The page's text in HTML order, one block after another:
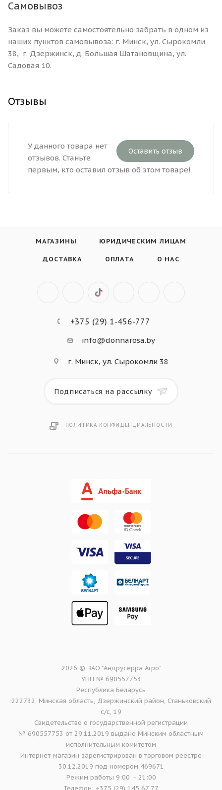
Самовывоз
Заказ вы можете самостоятельно забрать в одном из
наших пунктов самовывоза: г. Минск, ул. Сырокомли
38, г. Дзержинск, д. Большая Шатановщина, ул.
Садовая 10.
Отзывы
Оставить отзыв
У данного товара нет
отзывов. Станьте
первым, кто оставил отзыв об этом товаре!
МАГАЗИНЫ ЮРИДИЧЕСКИМ ЛИЦАМ
ДОСТАВКА ОПЛАТА О НАС
+375 (29) 1-456-777
info@donnarosa.by
г. Минск, ул. Сырокомли 38
Подписаться на рассылку
ПОЛИТИКА КОНФИДЕНЦИАЛЬНОСТИ
2026 © ЗАО "Андрусерра Агро"
УНП № 690557753
Республика Беларусь
222732, Минская область, Дзержинский район, Станьковский
с/с, 19
Свидетельство о государственной регистрации
№ 690557753 от 29.11.2019 выдано Минским областным
исполнительным комитетом
Интернет-магазин зарегистрирован в торговом реестре
30.12.2019 под номером 469671
Режим работы 9:00 – 21:00
Телефон: +375 (29) 145 67 77